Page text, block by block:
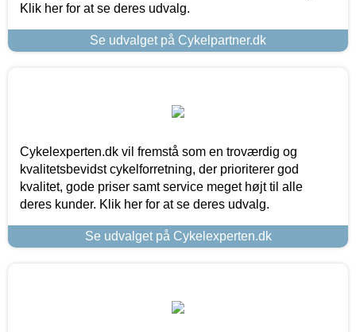
Klik her for at se deres udvalg.
Se udvalget på Cykelpartner.dk
Cykelexperten.dk vil fremstå som en troværdig og
kvalitetsbevidst cykelforretning, der prioriterer god
kvalitet, gode priser samt service meget højt til alle
deres kunder. Klik her for at se deres udvalg.
Se udvalget på Cykelexperten.dk